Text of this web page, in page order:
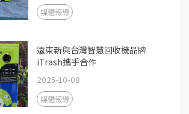
媒體報導
遠東新與台灣智慧回收機品牌
iTrash攜手合作
2025-10-08
媒體報導